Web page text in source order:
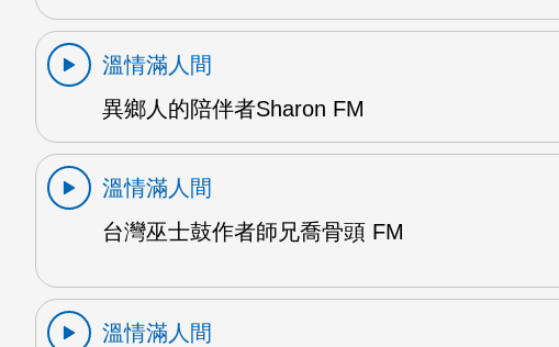
溫情滿人間
異鄉人的陪伴者Sharon FM
溫情滿人間
台灣巫士鼓作者師兄喬骨頭 FM
溫情滿人間